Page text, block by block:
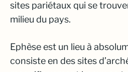
sites pariétaux qui se
milieu du pays.
Ephèse est un lieu à
consiste en des sites